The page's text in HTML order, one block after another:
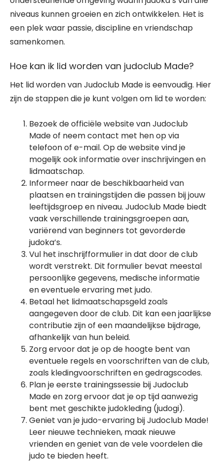
niveaus kunnen groeien en zich ontwikkelen. Het is
een plek waar passie, discipline en vriendschap
samenkomen.
Hoe kan ik lid worden van judoclub Made?
Het lid worden van Judoclub Made is eenvoudig. Hier
zijn de stappen die je kunt volgen om lid te worden:
Bezoek de officiële website van Judoclub
Made of neem contact met hen op via
telefoon of e-mail. Op de website vind je
mogelijk ook informatie over inschrijvingen en
lidmaatschap.
Informeer naar de beschikbaarheid van
plaatsen en trainingstijden die passen bij jouw
leeftijdsgroep en niveau. Judoclub Made biedt
vaak verschillende trainingsgroepen aan,
variërend van beginners tot gevorderde
judoka’s.
Vul het inschrijfformulier in dat door de club
wordt verstrekt. Dit formulier bevat meestal
persoonlijke gegevens, medische informatie
en eventuele ervaring met judo.
Betaal het lidmaatschapsgeld zoals
aangegeven door de club. Dit kan een jaarlijkse
contributie zijn of een maandelijkse bijdrage,
afhankelijk van hun beleid.
Zorg ervoor dat je op de hoogte bent van
eventuele regels en voorschriften van de club,
zoals kledingvoorschriften en gedragscodes.
Plan je eerste trainingssessie bij Judoclub
Made en zorg ervoor dat je op tijd aanwezig
bent met geschikte judokleding (judogi).
Geniet van je judo-ervaring bij Judoclub Made!
Leer nieuwe technieken, maak nieuwe
vrienden en geniet van de vele voordelen die
judo te bieden heeft.